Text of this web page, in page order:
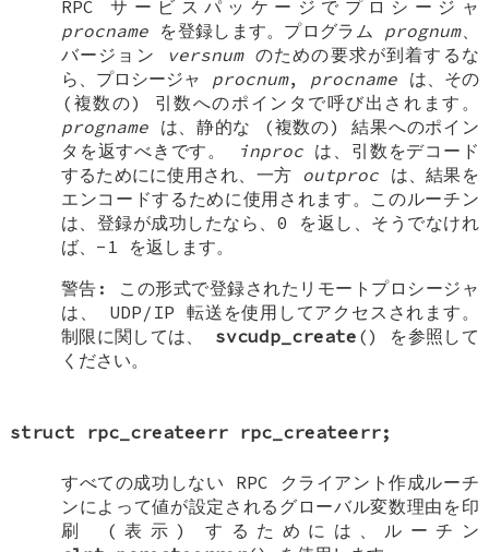
RPC サービスパッケージでプロシージャ
procnameを登録します。プログラム prognum、
バージョン
versnumのための要求が到着するな
ら、プロシージャ procnum, procname は、その
(複数の) 引数へのポインタで呼び出されます。
prognameは、静的な (複数の) 結果へのポイン
タを返すべきです。
inprocは、引数をデコード
するためにに使用され、一方 outproc は、結果を
エンコードするために使用されます。このルーチン
は、登録が成功したなら、0 を返し、そうでなけれ
ば、-1 を返します。
警告: この形式で登録されたリモートプロシージャ
は、 UDP/IP 転送を使用してアクセスされます。
制限に関しては、 svcudp_create () を参照して
ください。
struct rpc_createerr rpc_createerr;
すべての成功しない RPC クライアント作成ルーチ
ンによって値が設定されるグローバル変数理由を印
刷 (表示) するためには、ルーチン